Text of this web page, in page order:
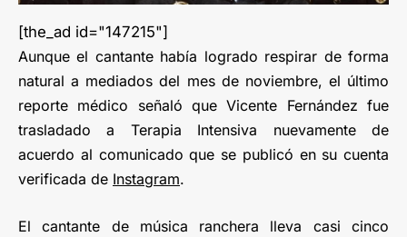
[the_ad id="147215"]
Aunque el cantante había logrado respirar de forma
natural a mediados del mes de noviembre, el último
reporte médico señaló que Vicente Fernández fue
trasladado a Terapia Intensiva nuevamente de
acuerdo al comunicado que se publicó en su cuenta
verificada de Instagram.
El cantante de música ranchera lleva casi cinco